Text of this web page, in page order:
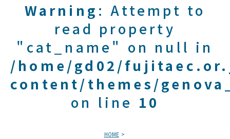
Warning : Attempt to
read property
"cat_name" on null in
/home/gd02/
content/themes/
on line 10
HOME